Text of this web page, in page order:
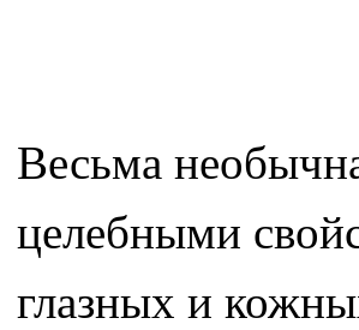
Весьма
целебными
глазных и